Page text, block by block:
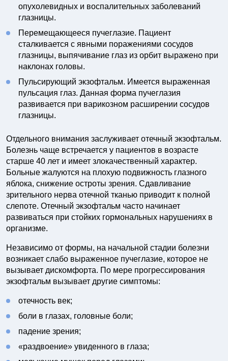
опухолевидных и воспалительных заболеваний
глазницы.
Перемещающееся пучеглазие. Пациент
сталкивается с явными поражениями сосудов
глазницы, выпячивание глаз из орбит выражено при
наклонах головы.
Пульсирующий экзофтальм. Имеется выраженная
пульсация глаз. Данная форма пучеглазия
развивается при варикозном расширении сосудов
глазницы.
Отдельного внимания заслуживает отечный экзофтальм.
Болезнь чаще встречается у пациентов в возрасте
старше 40 лет и имеет злокачественный характер.
Больные жалуются на плохую подвижность глазного
яблока, снижение остроты зрения. Сдавливание
зрительного нерва отечной тканью приводит к полной
слепоте. Отечный экзофтальм часто начинает
развиваться при стойких гормональных нарушениях в
организме.
Независимо от формы, на начальной стадии болезни
возникает слабо выраженное пучеглазие, которое не
вызывает дискомфорта. По мере прогрессирования
экзофтальм вызывает другие симптомы:
отечность век;
боли в глазах, головные боли;
падение зрения;
«раздвоение» увиденного в глаза;